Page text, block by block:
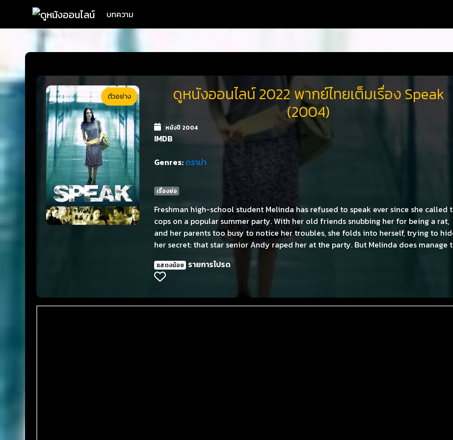
บทความ
ตัวอย่าง
ดูหนังออนไลน์ 2022 พากย์ไทยเต็มเรื่อง Speak
(2004)
หนังปี 2004
IMDB
Genres: ดราม่า
เรื่องย่อ
Freshman high-school student Melinda has refused to speak ever since she called
cops on a popular summer party. With her old friends snubbing her for being a rat,
and her parents too busy to notice her troubles, she folds into herself, trying to
her secret: that star senior Andy raped her at the party. But Melinda does manage
แสดงน้อย รายการโปรด